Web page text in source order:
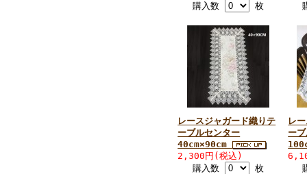
購入数
枚
レースジャガード織りテ
ーブルセンター
40cm×90cm
2,300円(税込)
購入数
枚
レ
ー